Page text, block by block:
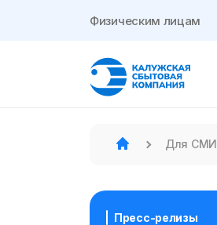
Физическим лицам
Для СМИ
Пресс-релизы